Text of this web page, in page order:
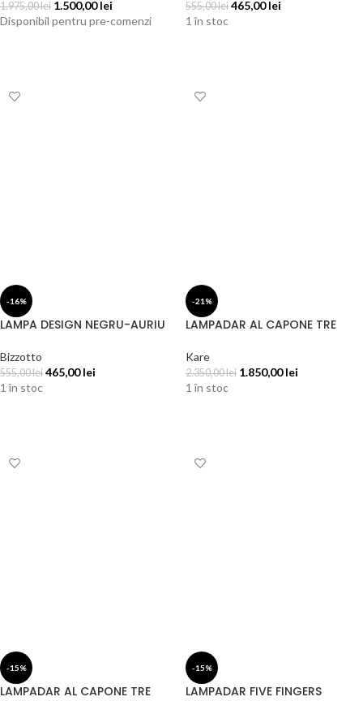
1.975,00lei 1.500,00lei
Disponibil pentru pre-comenzi
555,00lei 465,00lei
1 în stoc
-16%
LAMPA DESIGN NEGRU-AURIU
Bizzotto
555,00lei 465,00lei
1 în stoc
-21%
LAMPADAR AL CAPONE TRE
Kare
2.350,00lei 1.850,00lei
1 în stoc
-15%
LAMPADAR AL CAPONE TRE
-15%
LAMPADAR FIVE FINGERS